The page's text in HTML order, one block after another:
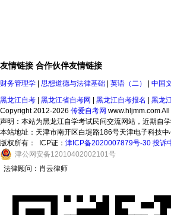
友情链接 合作伙伴友情链接
财务管理学 思想道德与法律基础 英语（二） 中国
黑龙江自考
黑龙江省自考网 黑龙江自考报名 黑龙
Copyright 2012-2026 传爱自考网 www.hljmm.com
声明：本站为黑龙江自学考试民间交流网站，近期自
本站地址：天津市南开区白堤路186号天津电子科技
版权所有：
ICP证： 津ICP备2020007879号-30 投诉
津公网安备12010402002101号
法律顾问：肖云律师